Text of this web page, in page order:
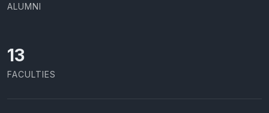
ALUMNI
13
FACULTIES